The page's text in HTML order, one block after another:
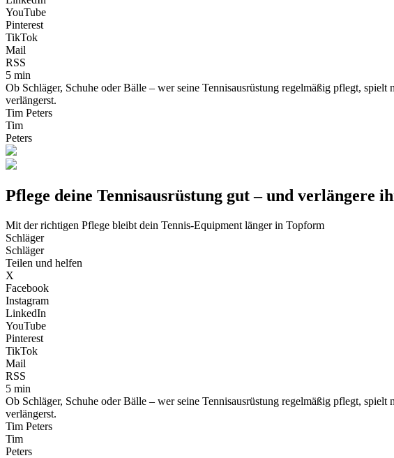
YouTube
Pinterest
TikTok
Mail
RSS
5 min
Ob Schläger, Schuhe oder Bälle – wer seine Tennisausrüstung regelmäßig pflegt,
verlängerst.
Tim Peters
Tim
Peters
Pflege deine Tennisausrüstung gut – und verlängere
Mit der richtigen Pflege bleibt dein Tennis-Equipment länger in Topform
Schläger
Schläger
Teilen und helfen
X
Facebook
Instagram
LinkedIn
YouTube
Pinterest
TikTok
Mail
RSS
5 min
Ob Schläger, Schuhe oder Bälle – wer seine Tennisausrüstung regelmäßig pflegt,
verlängerst.
Tim Peters
Tim
Peters